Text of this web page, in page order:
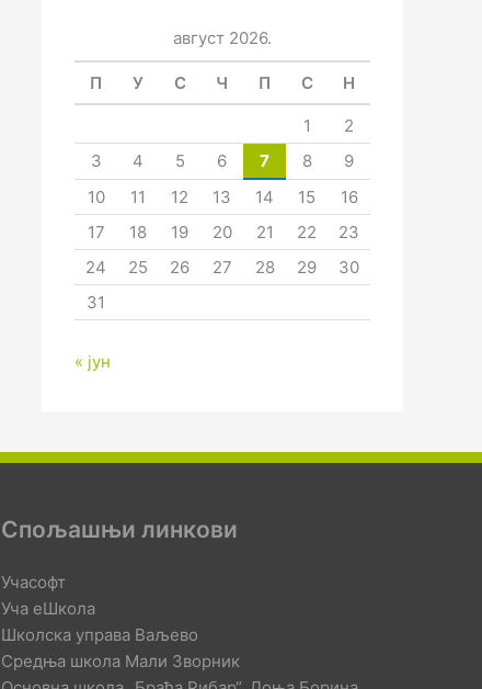
август 2026.
П У С Ч П С Н
1
2
3
4 5 6 7 8
9
10
11 12 13 14 15
16
17
18 19 20 21 22
23
24
25 26 27 28 29
30
31
« јун
Спољашњи линкови
Учасофт
Уча еШкола
Школска управа Ваљево
Средња школа Мали Зворник